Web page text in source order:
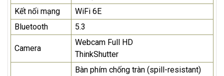
Kết nối mạng
WiFi 6E
Bluetooth
5.3
Camera
Webcam Full HD
ThinkShutter
Bàn phím chống tràn (spill-resistant)